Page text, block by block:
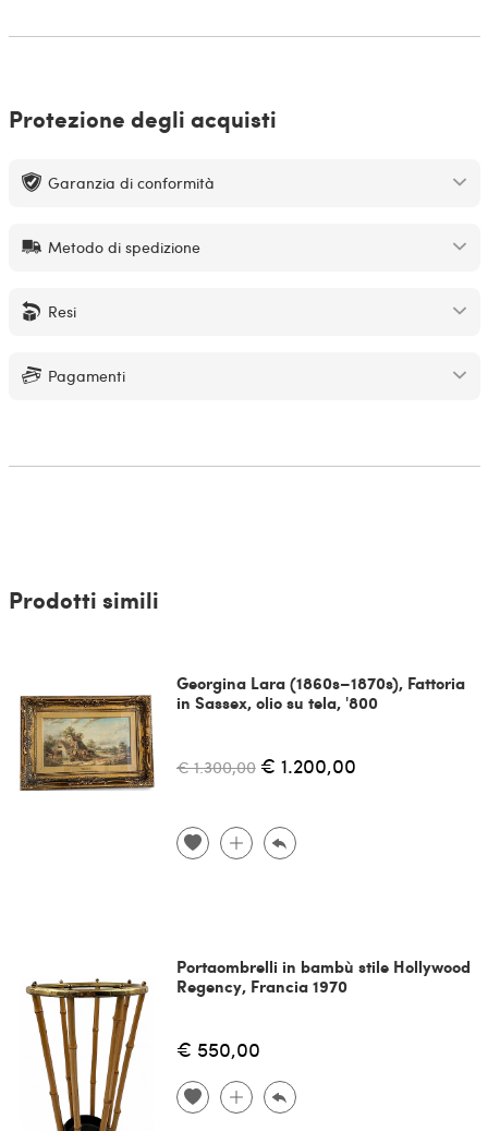
Protezione degli acquisti
Garanzia di conformità
Metodo di spedizione
Resi
Pagamenti
Prodotti simili
Georgina Lara (1860s–1870s), Fattoria
in Sassex, olio su tela, '800
€ 1.300,00 € 1.200,00
Portaombrelli in bambù stile Hollywood
Regency, Francia 1970
€ 550,00